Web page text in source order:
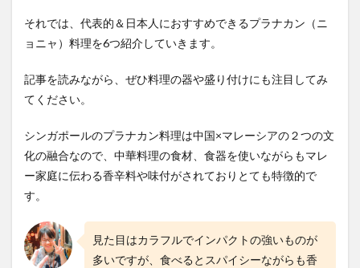
ールアー
ス
（Whole
それでは、代表的＆日本人におすすめできるプラナカン（ニ
ョニャ）料理を6つ紹介していきます。
記事を読みながら、ぜひ料理の器や盛り付けにも注目してみ
てください。
シンガポールのプラナカン料理は中国×マレーシアの２つの文
化の融合なので、中華料理の食材、食器を使いながらもマレ
ー家庭に伝わる香辛料や味付がされておりとても特徴的で
す。
見た目はカラフルでインパクトの強いものが
多いですが、食べるとスパイシーながらも香